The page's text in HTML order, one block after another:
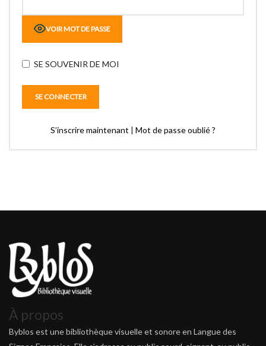
VOIR MOT DE PASSE
SE SOUVENIR DE MOI
S’inscrire maintenant | Mot de passe oublié ?
À propos
Byblos est une bibliothèque visuelle et sonore en Langue des